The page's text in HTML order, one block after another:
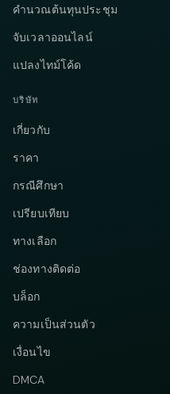
คำนวณต้นทุนประชุม
จับเวลาออนไลน์
แปลงไทม์โค้ด
บริษัท
เกี่ยวกับ
ราคา
กรณีศึกษา
เปรียบเทียบ
ทางเลือก
ช่องทางติดต่อ
บล็อก
ความเป็นส่วนตัว
เงื่อนไข
DMCA